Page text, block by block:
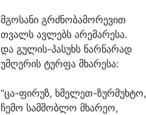
მგოსანი გრძნობამორევით
თვალს ავლებს არემარესა.
და გულის-პასუხს ნარნარად
უმღერის ტურფა მხარესა:
“ცა-ფირუზ, ხმელეთ-ზურმუხტო,
ჩემო სამშობლო მხარეო,